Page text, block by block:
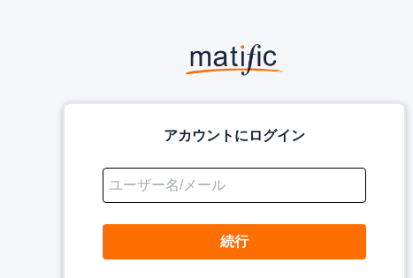
Matific
Logo
アカウントにログイン
続行